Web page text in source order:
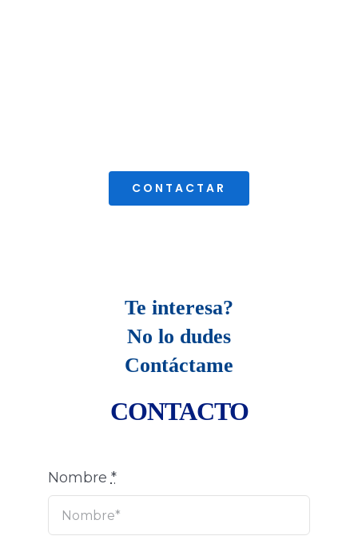
CONTACTAR
Te interesa?
No lo dudes
Contáctame
CONTACTO
Nombre *